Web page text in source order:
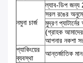
নমুনা চার্জ
ল্যাব-ডিপ জন্য
সরল রঙের
মুদ্রণ
(গ্রাহক আমাদের
আপনার নকশা
প্যাকিংয়ের
ব্যবস্থা
আন্তর্জাতিক